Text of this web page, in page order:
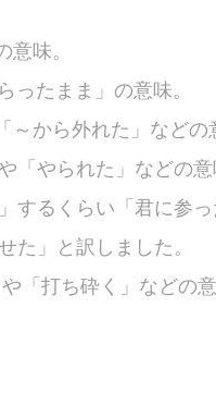
味。
ったまま」の意味。
～から外れた」などの
「やられた」などの意
するくらい「君に参っ
た」と訳しました。
「打ち砕く」などの意